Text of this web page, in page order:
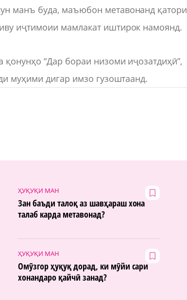
манъ буда, маъюбон метавонанд қатори
иҷтимоии мамлакат иштирок намоянд.
“Дар бораи низоми иҷозатдиҳӣ”,
муҳими дигар имзо гузоштаанд.
ҲУҚУҚИ МАН
Зан баъди талоқ аз шавҳараш хона
талаб карда метавонад?
ҲУҚУҚИ МАН
Омӯзгор ҳуқуқ дорад, ки мӯйи сари
хонандаро қайчӣ занад?